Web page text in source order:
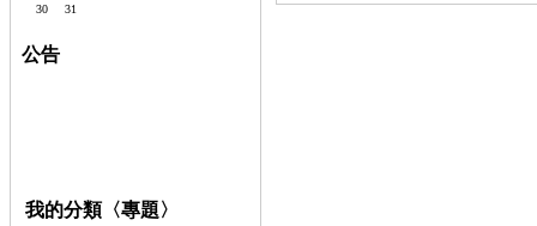
30
31
公告
我的分類〈專題〉